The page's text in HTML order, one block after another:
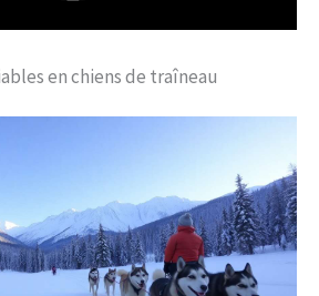
en chiens de traîneau